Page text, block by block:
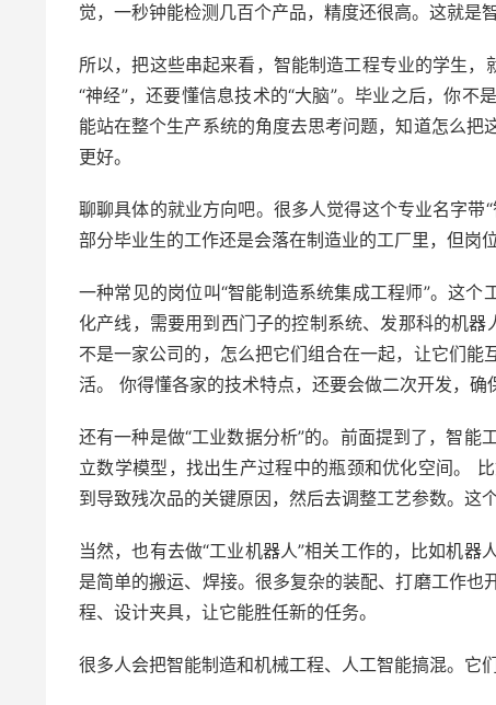
觉，一秒钟能检测几百个产品，精度还很高。这就是智
所以，把这些串起来看，智能制造工程专业的学生
“神经”，还要懂信息技术的“大脑”。毕业之后，你
能站在整个生产系统的角度去思考问题，知道怎么
更好。
聊聊具体的就业方向吧。很多人觉得这个专业名字带
部分毕业生的工作还是会落在制造业的工厂里，但岗
一种常见的岗位叫“智能制造系统集成工程师”。这
化产线，需要用到西门子的控制系统、发那科的机
不是一家公司的，怎么把它们组合在一起，让它们
活。 你得懂各家的技术特点，还要会做二次开发，确
还有一种是做“工业数据分析”的。前面提到了，智
立数学模型，找出生产过程中的瓶颈和优化空间。
到导致残次品的关键原因，然后去调整工艺参数。这
当然，也有去做“工业机器人”相关工作的，比如机
是简单的搬运、焊接。很多复杂的装配、打磨工作
程、设计夹具，让它能胜任新的任务。
很多人会把智能制造和机械工程、人工智能搞混。它